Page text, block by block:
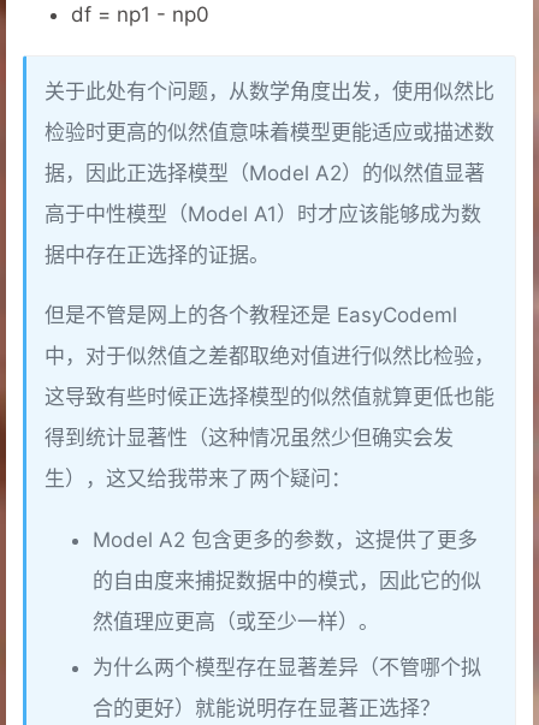
df = np1 - np0
关于此处有个问题，从数学角度出发，使用似然比
检验时更高的似然值意味着模型更能适应或描述数
据，因此正选择模型（Model A2）的似然值显著
高于中性模型（Model A1）时才应该能够成为数
据中存在正选择的证据。
但是不管是网上的各个教程还是 EasyCodeml
中，对于似然值之差都取绝对值进行似然比检验，
这导致有些时候正选择模型的似然值就算更低也能
得到统计显著性（这种情况虽然少但确实会发
生），这又给我带来了两个疑问：
Model A2 包含更多的参数，这提供了更多
的自由度来捕捉数据中的模式，因此它的似
然值理应更高（或至少一样）。
为什么两个模型存在显著差异（不管哪个拟
合的更好）就能说明存在显著正选择？